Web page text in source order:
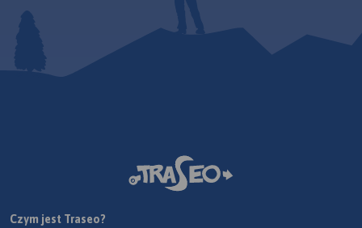
Czym jest Traseo?